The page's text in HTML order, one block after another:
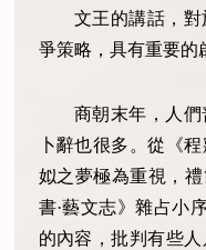
文王的講話，
爭策略，具有重要的
商朝末年，人
卜辭也很多。從《
姒之夢極為重視，
書·藝文志》雜占小
的內容，批判有些